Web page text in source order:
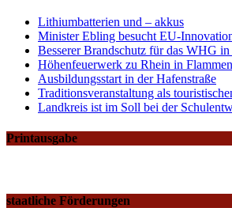
Lithiumbatterien und – akkus
Minister Ebling besucht EU-
Besserer Brandschutz für das WHG
Höhenfeuerwerk zu Rhein in
Ausbildungsstart in der Hafenstraße
Traditionsveranstaltung als
Landkreis ist im Soll bei der
Printausgabe
staatliche Förderungen